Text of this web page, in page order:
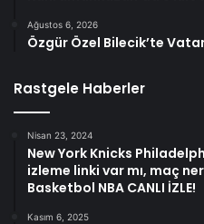
Ağustos 6, 2026
Özgür Özel Bilecik’te
Rastgele Haberler
Nisan 23, 2024
New York Knicks
izleme linki var mı, maç
Basketbol NBA CANLI İZLE!
Kasım 6, 2025